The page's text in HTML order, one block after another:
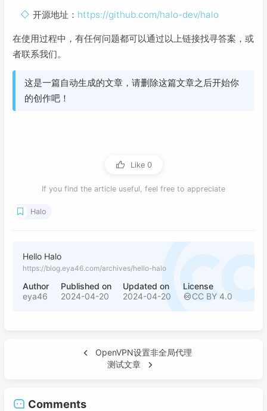
开源地址： https://github.com/halo-dev/halo
在使用过程中，有任何问题都可以通过以上链接找寻答案，或
者联系我们。
这是一篇自动生成的文章，请删除这篇文章之后开始你
的创作吧！
Like 0
If you find the article useful, feel free to appreciate
Halo
Hello Halo
https://blog.eya46.com/archives/hello-halo
Author
eya46
Published on
2024-04-20
Updated on
2024-04-20
License
CC BY 4.0
OpenVPN设置非全局代理
测试文章
Comments